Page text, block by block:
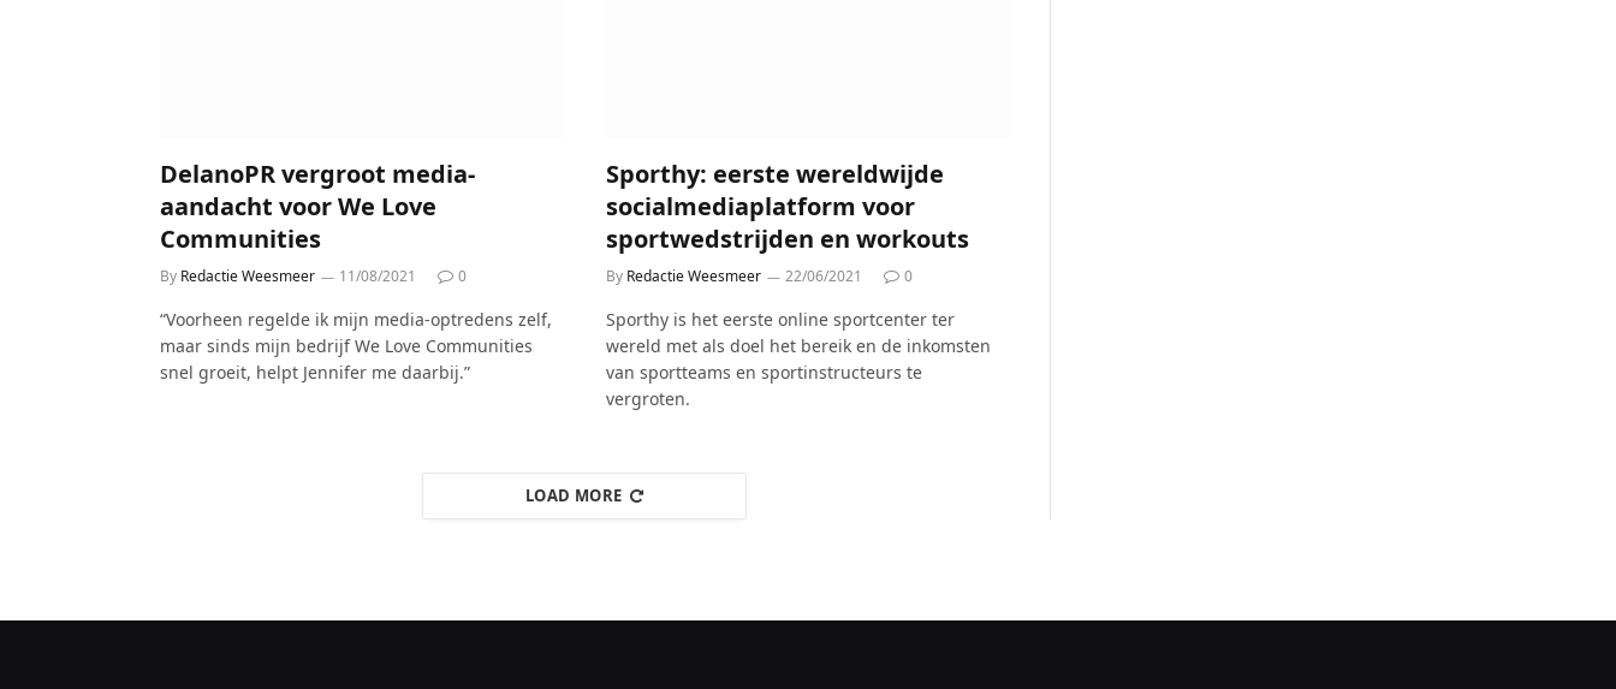
DelanoPR vergroot media-
aandacht voor We Love
Communities
By Redactie Weesmeer 11/08/2021 0
“Voorheen regelde ik mijn media-optredens zelf,
maar sinds mijn bedrijf We Love Communities
snel groeit, helpt Jennifer me daarbij.”
Sporthy: eerste wereldwijde
socialmediaplatform voor
sportwedstrijden en workouts
By Redactie Weesmeer 22/06/2021 0
Sporthy is het eerste online sportcenter ter
wereld met als doel het bereik en de inkomsten
van sportteams en sportinstructeurs te
vergroten.
LOAD MORE